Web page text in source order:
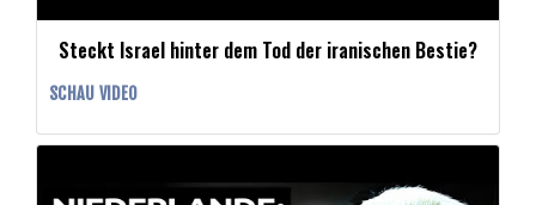
Steckt Israel hinter dem Tod der iranischen Bestie?
SCHAU VIDEO